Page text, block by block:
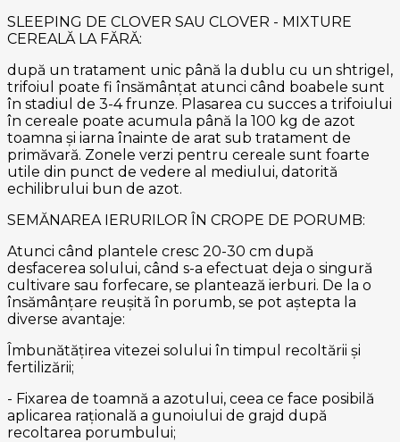
SLEEPING DE CLOVER SAU CLOVER - MIXTURE
CEREALĂ LA FĂRĂ:
după un tratament unic până la dublu cu un shtrigel,
trifoiul poate fi însămânțat atunci când boabele sunt
în stadiul de 3-4 frunze. Plasarea cu succes a trifoiului
în cereale poate acumula până la 100 kg de azot
toamna și iarna înainte de arat sub tratament de
primăvară. Zonele verzi pentru cereale sunt foarte
utile din punct de vedere al mediului, datorită
echilibrului bun de azot.
SEMĂNAREA IERURILOR ÎN CROPE DE PORUMB:
Atunci când plantele cresc 20-30 cm după
desfacerea solului, când s-a efectuat deja o singură
cultivare sau forfecare, se plantează ierburi. De la o
însămânțare reușită în porumb, se pot aștepta la
diverse avantaje:
Îmbunătățirea vitezei solului în timpul recoltării și
fertilizării;
- Fixarea de toamnă a azotului, ceea ce face posibilă
aplicarea rațională a gunoiului de grajd după
recoltarea porumbului;